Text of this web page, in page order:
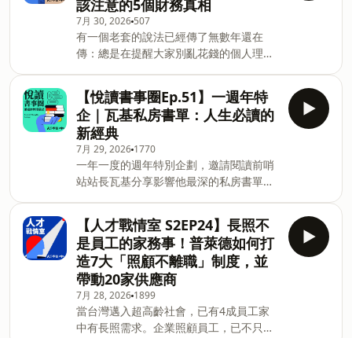
次當主管，跌最深的那一跤是什麼？那次
經驗得到什麼學習？3.選職涯賽道，最該
看重的條件是什麼？【本集重點】02:03
｜文組生進科技業，她怎麼快速掌握新領
域的學習方法？12:55｜第一次當主管踩
過的坑，讓她學到什麼？23:53｜一場聚
會，讓她領悟到人生不能只
野，勇闖電子業的心路歷程。Benjamin
坦言，入職第一天他對電子業的想像仍是
「嚴謹、封閉、文件堆積如山」，但推開
信邦大門，映入眼前的卻是流利英文視訊
會議與充滿活力的辦公氛圍。面對完全陌
生的技術細節，他如何從聽懂五成到成為
串聯工程與客戶間的「潤滑劑」？本集將
揭祕信邦電子如何打破科系邊界，賦予年
輕人才定義職涯的勇氣。【聽完這集你會
知道】02:21 ｜ 職位大解密： 什麼是「業
務工程師」？為什麼這個角色需要同時具
備商業思維與工科技術語言？04:42 ｜ 職
場潤滑劑哲學： 拆解業務在專案中的角
色，如何像齒輪間的潤滑劑，讓研發、採
購與生產端順利銜接。08:22 ｜ 跨文
該注意的5個財務真相
7月 30, 2026 507
有一個老套的說法已經傳了無數年還在
傳：總是在提醒大家別亂花錢的個人理財
喝咖啡，等於是『把100萬美元尿進下水
道』。」我不這麼認為。如果一杯咖啡的
錢就能決定你的個人成敗，你的財務問題
遠遠不是咖啡這麼簡單。從宏觀的角度來
看，一天五美元的拿鐵根本不是什麼大
事。天下雜誌出版《投資贏在不犯錯》製
作團隊：凌爾祥、張雅媛、林佩均＊推薦
好書《投資贏在不犯錯》：
https://bookstw.link/9d8j3h＊立即探索
《天下學習》：
https://hi.cw.com.tw/u/j85asib/＊意見
信箱：bill@cw.com.tw Powered by
Firstory Hosting
【悅讀書事圈Ep.51】一週年特
企｜瓦基私房書單：人生必讀的
新經典
7月 29, 2026 1770
一年一度的週年特別企劃，邀請閱讀前哨
站站長瓦基分享影響他最深的私房書單！
版的數萬本書中，該怎麼挑選？AI時代，
為什麼還需要自己慢慢閱讀？從《人生給
的答案》、《恆毅力》到《從0到1》，這
三本書如何影響他的思考方式，以及為什
麼值得每個人在不同人生階段反覆閱讀。
【聽完這集你會知道】00:36｜瓦基分享
選書與閱讀心法08:06｜《人生給的答
案》：一本被低估的好書14:56｜《恆毅
【人才戰情室 S2EP24】長照不
是員工的家務事！普萊德如何打
造7大「照顧不離職」制度，並
帶動20家供應商
7月 28, 2026 1899
當台灣邁入超高齡社會，已有4成員工家
中有長照需求。企業照顧員工，已不只是